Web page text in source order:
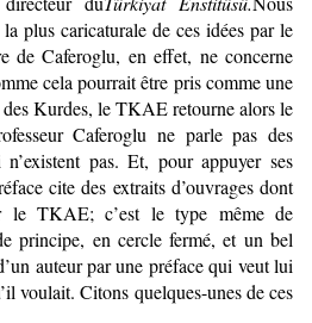
plus caricaturale de ces idées par le
Caferoglu, en effet, ne concerne
cela pourrait être pris comme une
des Kurdes, le TKAE retourne alors le
Caferoglu ne parle pas des
pas. Et, pour appuyer ses
cite des extraits d’ouvrages dont
le TKAE; c’est le type même de
principe, en cercle fermé, et un bel
auteur par une préface qui veut lui
voulait. Citons quelques-unes de ces